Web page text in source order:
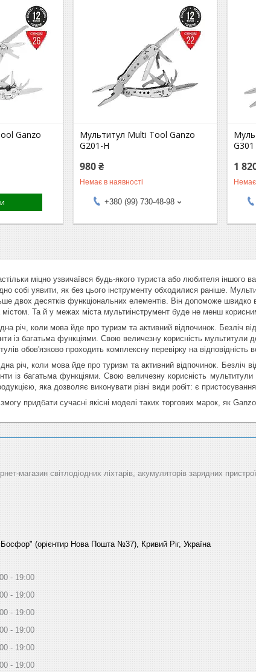
Ganzo
Мультитул Multi Tool Ganzo
G201-H
980 ₴
Немає в наявності
+380 (99) 730-48-98
G301
1
Немає
міцно узвичаївся будь-якого туриста або любителя іншого
собі уявити, як без цього інструменту обходилися раніше.
двох десятків функціональних елементів. Він допоможе швидко
Та й у межах міста мультиінструмент буде не менш
річ, коли мова йде про туризм та активний відпочинок. Безліч
із багатьма функціями. Свою величезну корисність мультитули
обов'язково проходить комплексну перевірку на відповідність
річ, коли мова йде про туризм та активний відпочинок. Безліч
із багатьма функціями. Свою величезну корисність
яка дозволяє виконувати різні види робіт: є
придбати сучасні якісні моделі таких торгових марок, як
магазин світлодіодних ліхтарів, акумуляторів зарядних
(орієнтир Нова Пошта №37), Кривий Ріг, Україна
19:00
19:00
19:00
19:00
19:00
19:00